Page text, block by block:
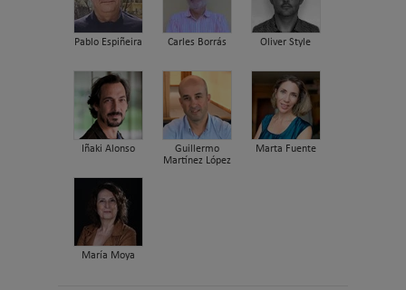
Pablo Espiñeira Carles Borrás Oliver Style
Iñaki Alonso
Guillermo
Martínez López
Marta Fuente
María Moya